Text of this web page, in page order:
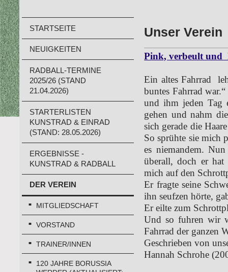
STARTSEITE
NEUIGKEITEN
RADBALL-TERMINE
2025/26 (STAND
21.04.2026)
STARTERLISTEN
KUNSTRAD & EINRAD
(STAND: 28.05.2026)
ERGEBNISSE -
KUNSTRAD & RADBALL
DER VEREIN
MITGLIEDSCHAFT
VORSTAND
TRAINER/INNEN
120 JAHRE BORUSSIA
Unser Verein
Pink, verbeult und
Ein altes Fahrrad
buntes Fahrrad
und ihm jeden Tag
gehen und nahm
sich gerade die
So sprühte sie mich
es niemandem.
überall, doch er hat
mich auf den
Er fragte seine
ihn seufzen hörte,
Er eilte zum
Und so fuhren wir
Fahrrad der ganzen
Geschrieben von
Hannah Schrohe